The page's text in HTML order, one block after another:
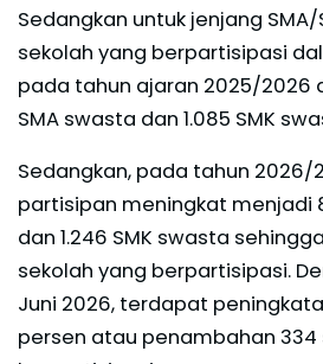
Sedangkan untuk jenjang SMA/
sekolah yang berpartisipasi
pada tahun ajaran 2025/2026
SMA swasta dan 1.085 SMK
Sedangkan, pada tahun 2026/
partisipan meningkat menjadi
dan 1.246 SMK swasta
sekolah yang berpartisipasi.
Juni 2026, terdapat
persen atau penambahan 334